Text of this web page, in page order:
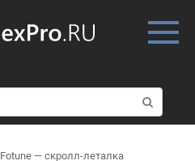
о
и
Fotune — скролл-леталка